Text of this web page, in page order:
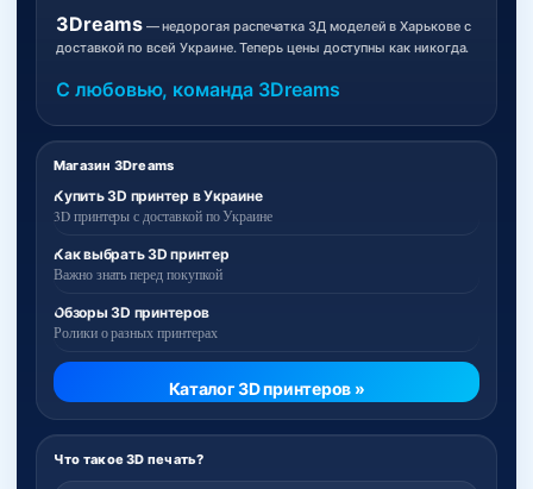
Магазин 3Dreams
Купить 3D принтер в Украине
3D принтеры с доставкой по Украине
Как выбрать 3D принтер
Важно знать перед покупкой
Обзоры 3D принтеров
Ролики о разных принтерах
Каталог 3D принтеров »
Что такое 3D печать?
3Dreams— недорогая распечатка 3Д моделей в Харькове с
доставкой по всей Украине. Теперь цены доступны как никогда.
С любовью, команда 3Dreams